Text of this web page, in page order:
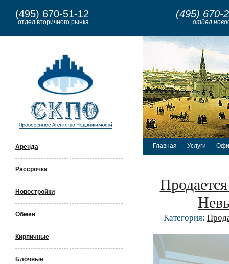
(495) 670-51-12
отдел вторичного рынка
(495) 670-
отдел
Аренда
Рассрочка
Новостройки
Обмен
Кирпичные
Блочные
Главная Услуги
Категория: